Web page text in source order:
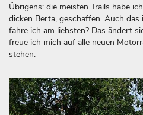
Übrigens: die meisten Trails habe
dicken Berta, geschaffen. Auch
fahre ich am liebsten? Das ändert
freue ich mich auf alle neuen
stehen.